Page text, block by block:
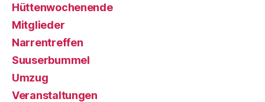
Hüttenwochenende
Mitglieder
Narrentreffen
Suuserbummel
Umzug
Veranstaltungen